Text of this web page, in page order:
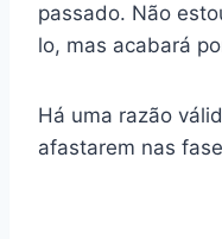
passado. Não
lo, mas acabará
Há uma razão
afastarem nas